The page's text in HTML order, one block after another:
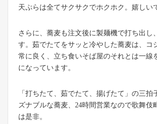
天ぷらは全てサクサクでホクホク。嬉しい
さらに、蕎麦も注文後に製麺機で打ち出し
す。茹でたてをサッと冷やした蕎麦は、コ
常に良く、立ち食いそば屋のそれとは一線
になっています。
「打ちたて、茹でたて、揚げたて」の三拍
ズナブルな蕎麦、24時間営業なので歌舞伎
は是非。